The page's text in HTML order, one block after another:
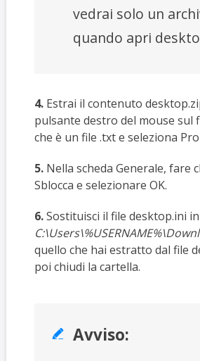
vedrai solo un
quando apri
4.Estrai il contenuto
pulsante destro del mouse sul
che è un file .txt e seleziona
5.Nella scheda Generale, fare
Sblocca e selezionare OK.
6.Sostituisci il file desktop.ini in
quello che hai estratto dal file
poi chiudi la cartella.
 Avviso: